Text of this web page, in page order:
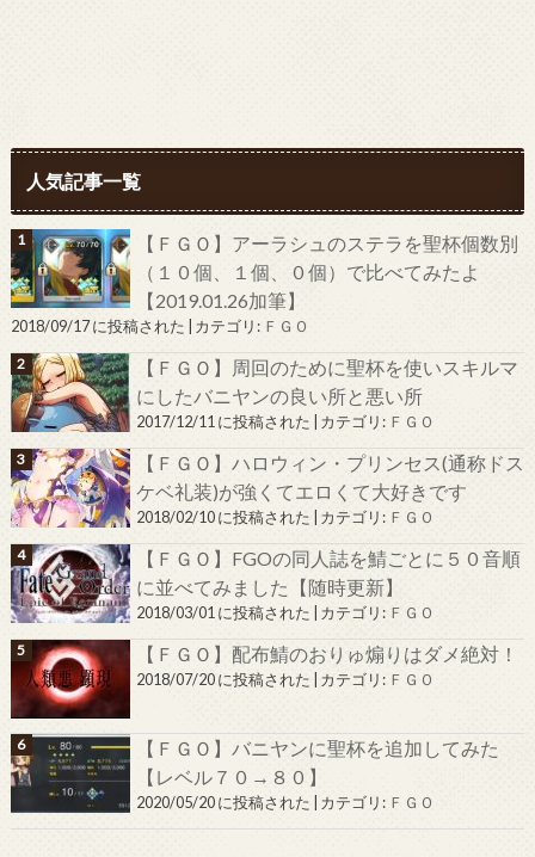
人気記事一覧
【ＦＧＯ】アーラシュのステラを聖杯個数別
（１０個、１個、０個）で比べてみたよ
【2019.01.26加筆】
2018/09/17 に投稿された カテゴリ: ＦＧＯ
【ＦＧＯ】周回のために聖杯を使いスキルマ
にしたバニヤンの良い所と悪い所
2017/12/11 に投稿された カテゴリ: ＦＧＯ
【ＦＧＯ】ハロウィン・プリンセス(通称ドス
ケベ礼装)が強くてエロくて大好きです
2018/02/10 に投稿された カテゴリ: ＦＧＯ
【ＦＧＯ】FGOの同人誌を鯖ごとに５０音順
に並べてみました【随時更新】
2018/03/01 に投稿された カテゴリ: ＦＧＯ
【ＦＧＯ】配布鯖のおりゅ煽りはダメ絶対！
2018/07/20 に投稿された カテゴリ: ＦＧＯ
【ＦＧＯ】バニヤンに聖杯を追加してみた
【レベル７０→８０】
2020/05/20 に投稿された カテゴリ: ＦＧＯ